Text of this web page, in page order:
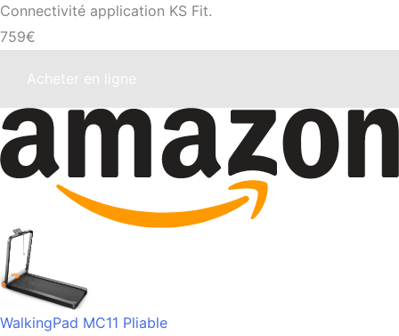
Connectivité application KS Fit.
759€
Acheter en ligne
WalkingPad MC11 Pliable